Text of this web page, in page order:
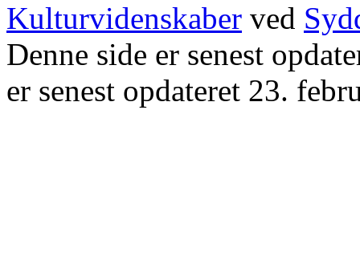
Kulturvidenskaber ved
Denne side er senest
er senest opdateret 23.